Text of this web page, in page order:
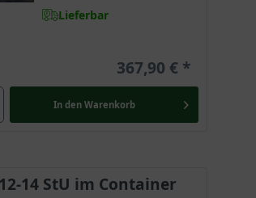
Lieferbar
367,90 €
In den Warenkorb
14 StU im Container